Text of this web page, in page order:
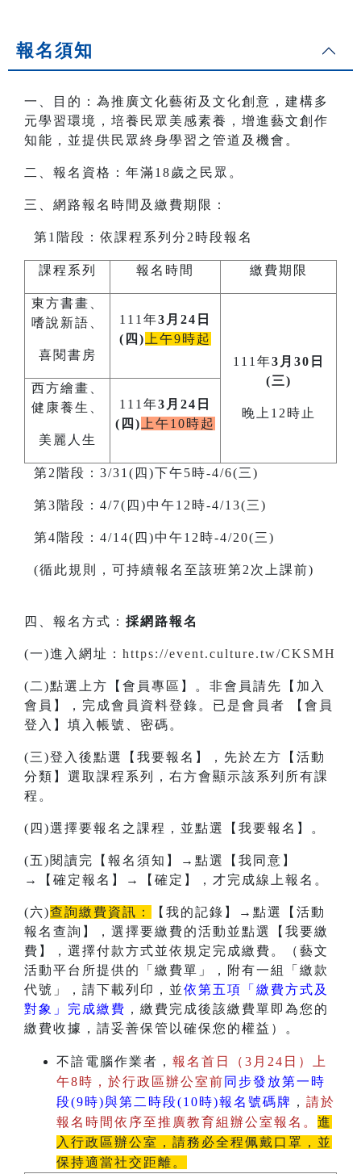
報名須知
一、目的：為推廣文化藝術及文化創意，建構多
元學習環境，培養民眾美感素養，增進藝文創作
知能，並提供民眾終身學習之管道及機會。
二、報名資格：年滿18歲之民眾。
三、網路報名時間及繳費期限：
第1階段：依課程系列分2時段報名
課程系列 報名時間 繳費期限
東方書畫、
嗜說新語、
喜閱書房
111年3月24日
(四) 上午9時起
111年3月30日
(三)
晚上12時止
西方繪畫、
健康養生、
美麗人生
111年3月24日
(四) 上午10時起
第2階段：3/31(四)下午5時-4/6(三)
第3階段：4/7(四)中午12時-4/13(三)
第4階段：4/14(四)中午12時-4/20(三)
(循此規則，可持續報名至該班第2次上課前)
四、報名方式： 採網路報名
(一)進入網址： https://event.culture.tw/CKSMH
(二)點選上方【會員專區】。非會員請先【加入
會員】，完成會員資料登錄。已是會員者 【會員
登入】填入帳號、密碼。
(三)登入後點選【我要報名】，先於左方【活動
分類】選取課程系列，右方會顯示該系列所有課
程。
(四)選擇要報名之課程，並點選【我要報名】。
(五)閱讀完【報名須知】→點選【我同意】
→【確定報名】→【確定】，才完成線上報名。
(六)查詢繳費資訊：
【我的記錄】→點選【活動
報名查詢】，選擇要繳費的活動並點選【我要繳
費】，選擇付款方式並依規定完成繳費。（藝文
活動平台所提供的「繳費單」，附有一組「繳款
代號」，請下載列印，並依第五項「繳費方式及
對象」完成繳費 ，繳費完成後該繳費單即為您的
繳費收據，請妥善保管以確保您的權益）。
不諳電腦作業者， 報名首日（3月24日）上
午8時，於行政區辦公室前 同步發放第一時
段(9時)與第二時段(10時)報名號碼牌 ， 請於
報名時間依序至推廣教育組辦公室報名。 進
入行政區辦公室，請務必全程佩戴口罩，並
保持適當社交距離。